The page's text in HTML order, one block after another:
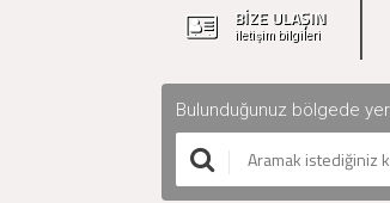
BİZE ULAŞIN
iletişim bilgileri
Bulunduğunuz bölgede yer